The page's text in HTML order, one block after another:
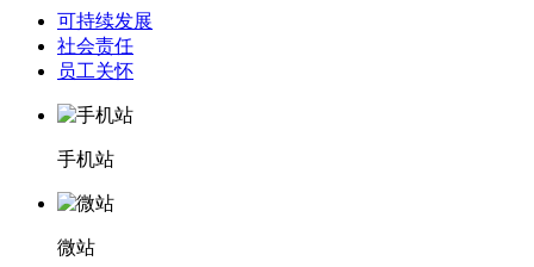
可持续发展
社会责任
员工关怀
手机站
微站